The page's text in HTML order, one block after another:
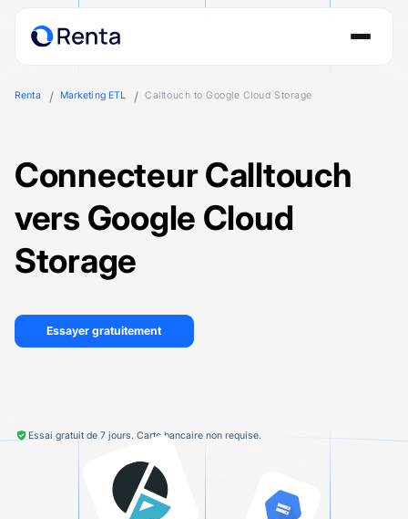
Renta Marketing ETL Calltouch to Google Cloud Storage
Connecteur Calltouch
vers Google Cloud
Storage
Essayer gratuitement
Essai gratuit de 7 jours. Carte bancaire non requise.